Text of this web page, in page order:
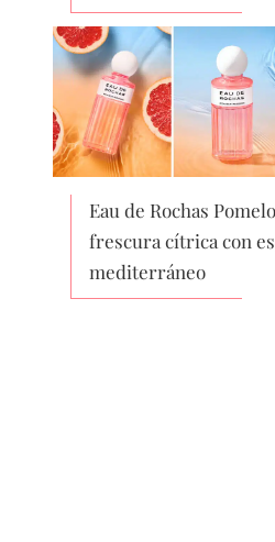
Eau de Rochas
frescura cítrica con
mediterráneo